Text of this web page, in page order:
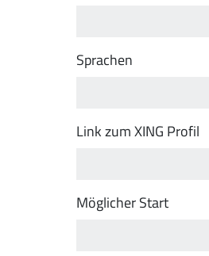
Sprachen
Link zum XING Profil
Möglicher Start